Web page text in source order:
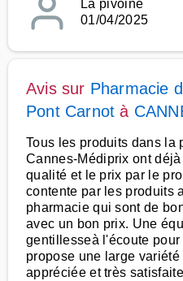
La pivoine
01/04/2025
Avis sur Pharmacie
Pont Carnot à
Tous les produits dans la
Cannes-Médiprix ont
qualité et le prix par le
contente par les produits
pharmacie qui sont de
avec un bon prix. Une
gentillesseà l'écoute
propose une large
appréciée et très